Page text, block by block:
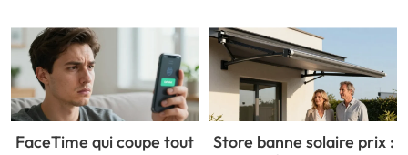
FaceTime qui coupe tout
Store banne solaire prix :